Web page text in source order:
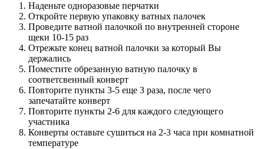
Наденьте одноразовые перчатки
Откройте первую упаковку ватных палочек
Проведите ватной палочкой по внутренней стороне
щеки 10-15 раз
Отрежьте конец ватной палочки за который Вы
держались
Поместите обрезанную ватную палочку в
соответсвенный конверт
Повторите пункты 3-5 еще 3 раза, после чего
запечатайте конверт
Повторите пункты 2-6 для каждого следующего
участника
Конверты оставьте сушиться на 2-3 часа при комнатной
температуре